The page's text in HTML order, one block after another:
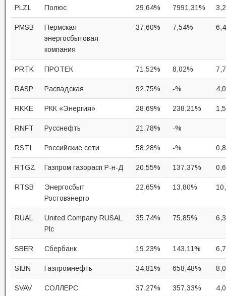
PLZL Полюс 29,64% 7991,31%
PMSB
Пермская
энергосбытовая
компания
37,60% 7,54%
PRTK ПРОТЕК 71,52% 8,02%
RASP Распадская 92,75% -%
RKKE РКК «Энергия» 28,69% 238,21%
RNFT Русснефть 21,78% -%
RSTI Российские сети 58,28% -%
RTGZ Газпром газорасп Р-н-Д 20,55% 137,37%
RTSB
Энергосбыт
Ростовэнерго
22,65% 13,80%
RUAL
United Company RUSAL
Plc
35,74% 75,85%
SBER Сбербанк 19,23% 143,11% 6,7
SIBN Газпромнефть 34,81% 658,48%
SVAV СОЛЛЕРС 37,27% 357,33%